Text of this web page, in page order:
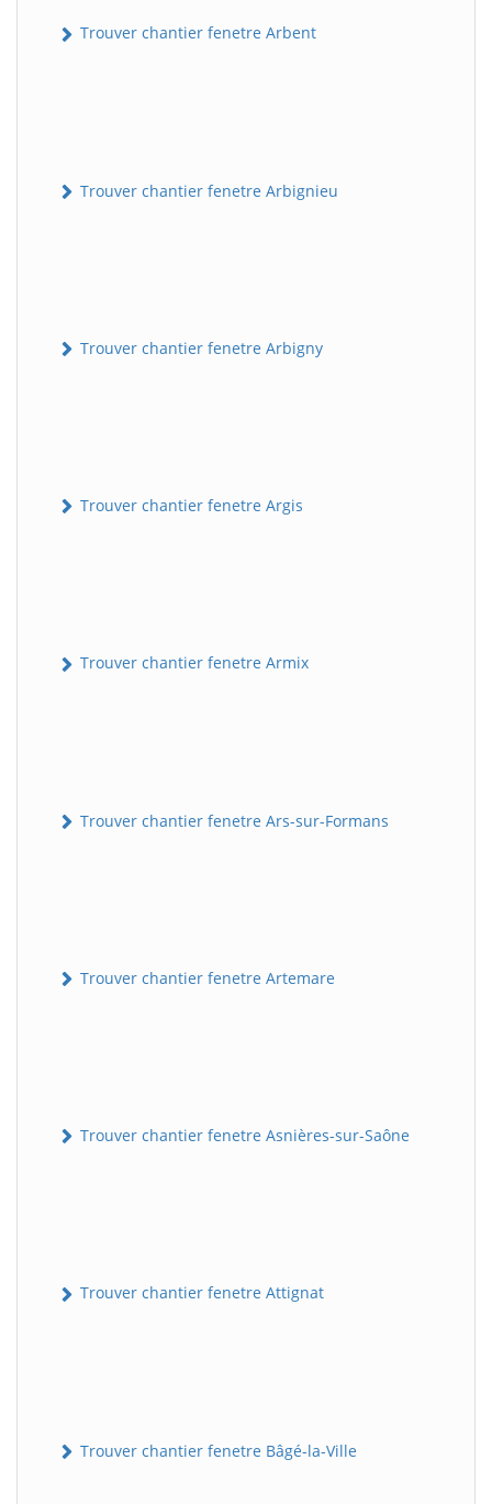
Trouver chantier fenetre Arbent
Trouver chantier fenetre Arbignieu
Trouver chantier fenetre Arbigny
Trouver chantier fenetre Argis
Trouver chantier fenetre Armix
Trouver chantier fenetre Ars-sur-Formans
Trouver chantier fenetre Artemare
Trouver chantier fenetre Asnières-sur-Saône
Trouver chantier fenetre Attignat
Trouver chantier fenetre Bâgé-la-Ville